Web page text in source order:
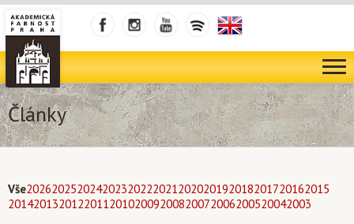
Články
Vše202620252024202320222021202020192018201720162015
201420132012201120102009200820072006200520042003